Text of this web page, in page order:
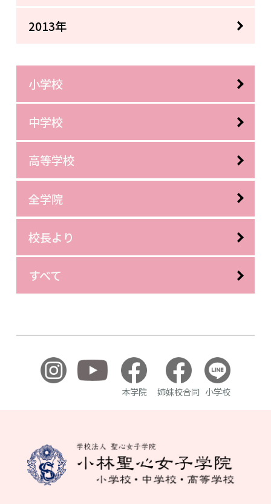
2013年
小学校
中学校
高等学校
全学院
校長より
すべて
本学院 姉妹校合同 小学校